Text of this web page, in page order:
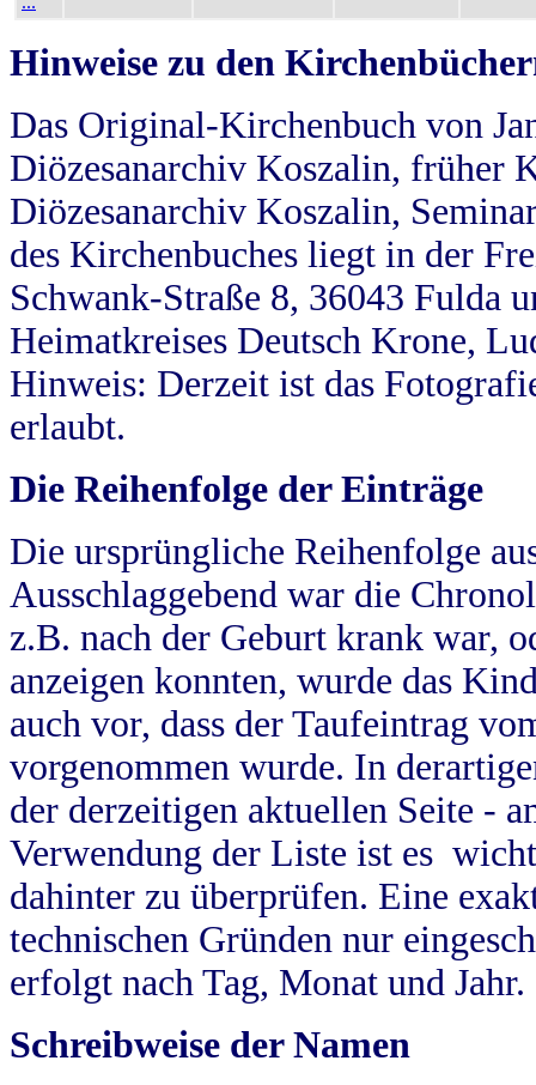
Hinweise zu den
Das Original-Kirchenbuch von
Diözesanarchiv Koszalin, früher
Diözesanarchiv Koszalin,
des Kirchenbuches liegt in der
Schwank-Straße 8, 36043 Fulda
Heimatkreises Deutsch Krone,
Hinweis: Derzeit ist das
erlaubt.
Die Reihenfolge der Einträge
Die ursprüngliche Reihenfolge
Ausschlaggebend war die
z.B. nach der Geburt krank war,
anzeigen konnten, wurde das
auch vor, dass der Taufeintrag
vorgenommen wurde. In
der derzeitigen aktuellen Seite -
Verwendung der Liste ist es
dahinter zu überprüfen. Eine
technischen Gründen nur
erfolgt nach Tag, Monat und Jahr.
Schreibweise der Namen